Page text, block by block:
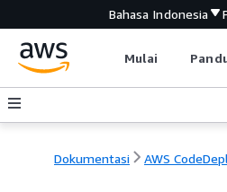
Bahasa Indonesia
Mulai
Dokumentasi AWS